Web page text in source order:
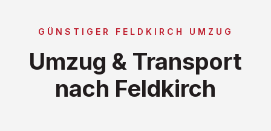
GÜNSTIGER FELDKIRCH UMZUG
Umzug & Transport
nach Feldkirch